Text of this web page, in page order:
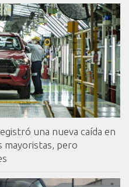
una nueva caída en
mayoristas, pero